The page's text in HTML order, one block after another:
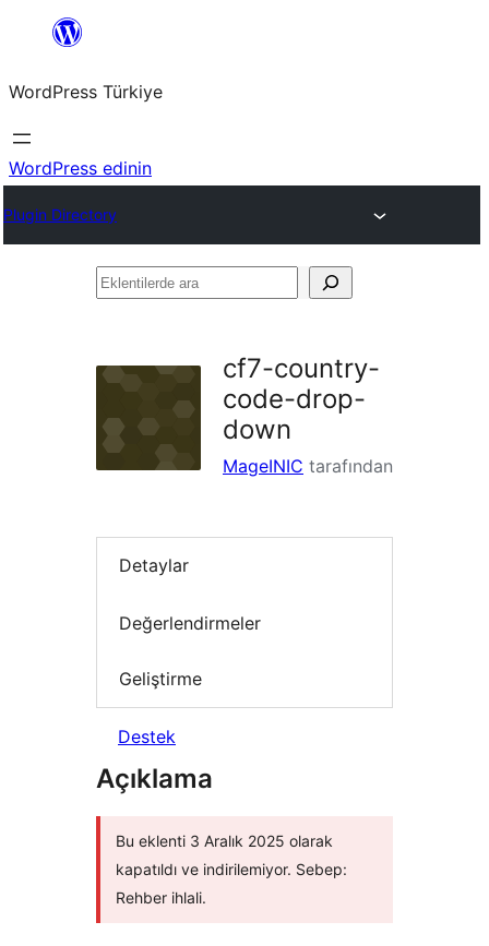
İçeriğe
WordPress Türkiye
WordPress edinin
Plugin Directory
Eklentilerde
cf7-country-
code-drop-
down
MageINIC tarafından
Detaylar
Değerlendirmeler
Geliştirme
Destek
Açıklama
Bu eklenti 3 Aralık 2025 olarak
kapatıldı ve indirilemiyor. Sebep:
Rehber ihlali.